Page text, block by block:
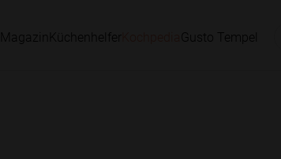
Magazin Küchenhelfer Gusto Tempel